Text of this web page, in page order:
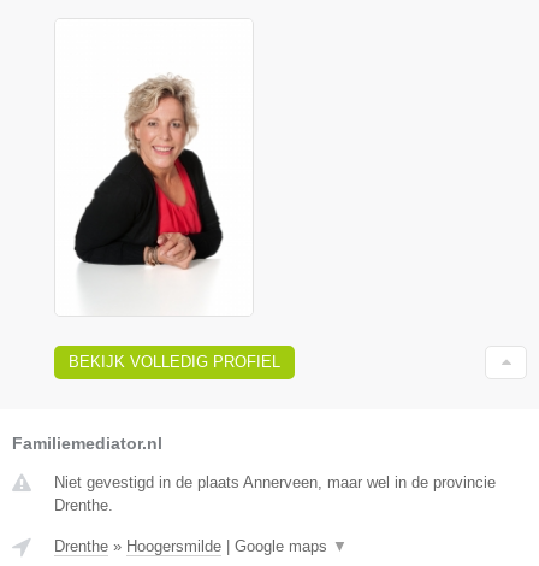
BEKIJK VOLLEDIG PROFIEL
Familiemediator.nl
Niet gevestigd in de plaats Annerveen, maar wel in de provincie
Drenthe.
Drenthe » Hoogersmilde Google maps ▼